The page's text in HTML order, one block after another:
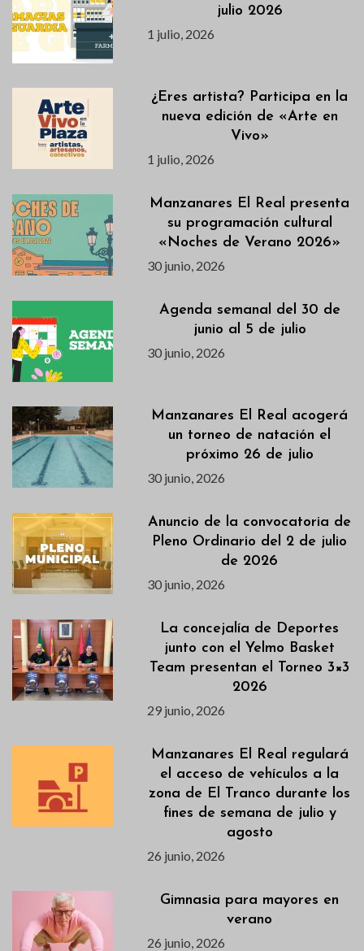
julio 2026
1 julio, 2026
¿Eres artista? Participa en la
nueva edición de «Arte en
Vivo»
1 julio, 2026
Manzanares El Real presenta
su programación cultural
«Noches de Verano 2026»
30 junio, 2026
Agenda semanal del 30 de
junio al 5 de julio
30 junio, 2026
Manzanares El Real acogerá
un torneo de natación el
próximo 26 de julio
30 junio, 2026
Anuncio de la convocatoria de
Pleno Ordinario del 2 de julio
de 2026
30 junio, 2026
La concejalía de Deportes
junto con el Yelmo Basket
Team presentan el Torneo 3×3
2026
29 junio, 2026
Manzanares El Real regulará
el acceso de vehículos a la
zona de El Tranco durante los
fines de semana de julio y
agosto
26 junio, 2026
Gimnasia para mayores en
verano
26 junio, 2026